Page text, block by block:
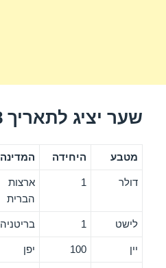
שער יציג לתאריך 31/10/2018
מטבע היחידה המדינה
דולר 1
ארצות
הברית
לישט 1 בריטניה
יין 100 יפן